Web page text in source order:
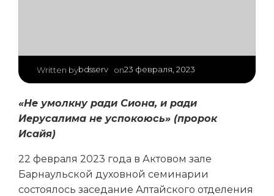
Written bybdsserv on23 февраля, 2023
«Не умолкну ради Сиона, и ради
Иерусалима не успокоюсь» (пророк
Исайя)
22 февраля 2023 года в Актовом зале
Барнаульской духовной семинарии
состоялось заседание Алтайского отделения